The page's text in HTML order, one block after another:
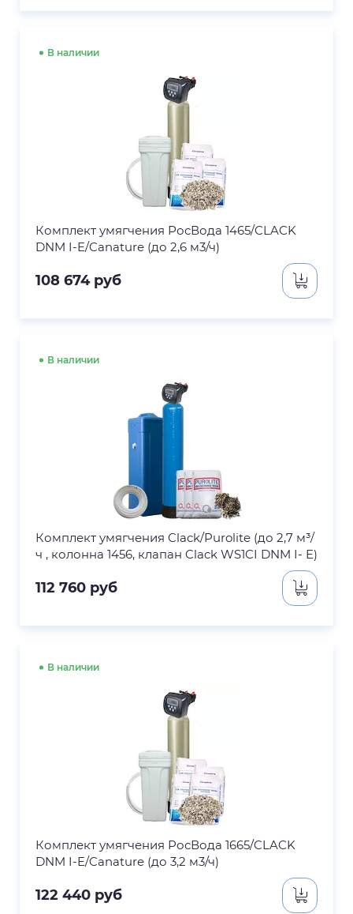
В наличии
Комплект умягчения РосВода 1465/CLACK
DNM I-E/Canature (до 2,6 м3/ч)
108 674руб
В наличии
Комплект умягчения Clack/Purolite (до 2,7 м³/
ч , колонна 1456, клапан Clack WS1CI DNM I- E)
112 760 руб
В наличии
Комплект умягчения РосВода 1665/CLACK
DNM I-E/Canature (до 3,2 м3/ч)
122 440 руб